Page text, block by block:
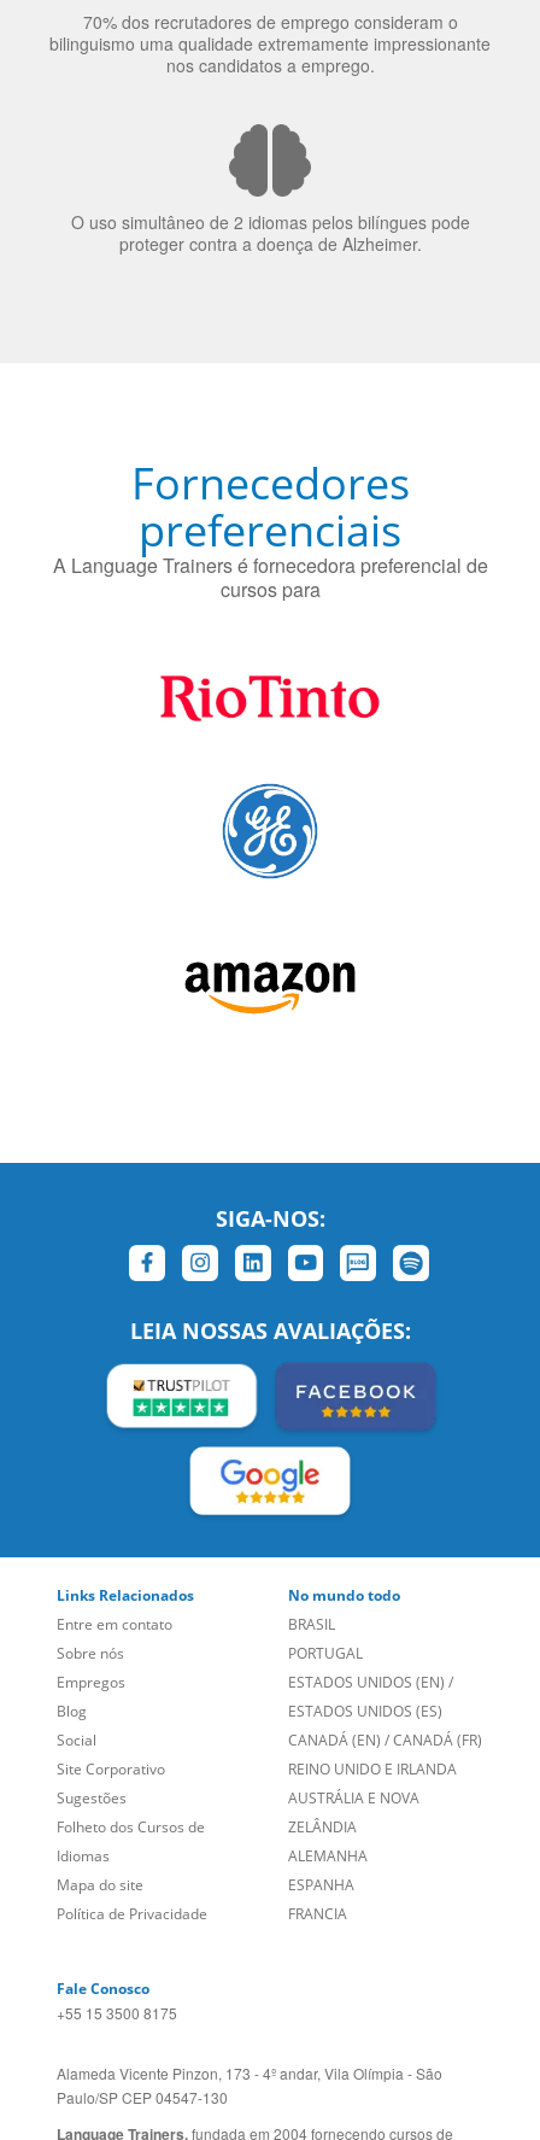
70% dos recrutadores de emprego consideram o
bilinguismo uma qualidade extremamente impressionante
nos candidatos a emprego.
O uso simultâneo de 2 idiomas pelos bilíngues pode
proteger contra a doença de Alzheimer.
Fornecedores
preferenciais
A Language Trainers é fornecedora preferencial de
cursos para
SIGA-NOS:
LEIA NOSSAS AVALIAÇÕES:
Links Relacionados
Entre em contato
Sobre nós
Empregos
Blog
Social
Site Corporativo
Sugestões
Folheto dos Cursos de
Idiomas
Mapa do site
Política de Privacidade
No mundo todo
BRASIL
PORTUGAL
ESTADOS UNIDOS (EN) /
ESTADOS UNIDOS (ES)
CANADÁ (EN) /CANADÁ (FR)
REINO UNIDO E IRLANDA
AUSTRÁLIA E NOVA
ZELÂNDIA
ALEMANHA
ESPANHA
FRANCIA
Fale Conosco
+55 15 3500 8175
Alameda Vicente Pinzon, 173 - 4º andar, Vila Olímpia - São
Paulo/SP CEP 04547-130
Language Trainers,fundada em 2004 fornecendo cursos de